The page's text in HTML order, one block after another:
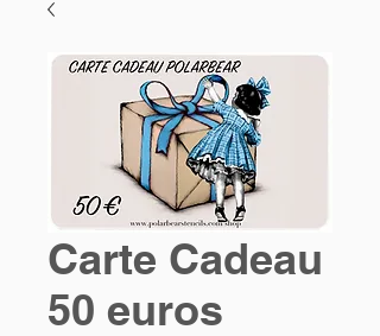
Carte Cadeau
50 euros